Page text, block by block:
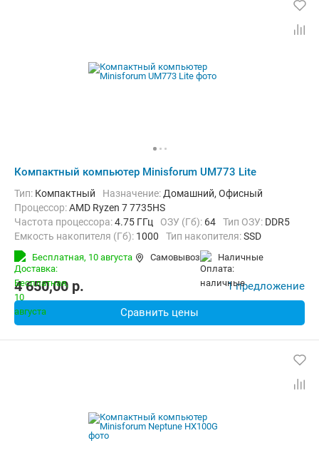
Компактный компьютер Minisforum UM773 Lite
Тип: Компактный Назначение: Домашний, Офисный
Процессор:AMD Ryzen 7 7735HS
Частота процессора:4.75 ГГц ОЗУ (Гб): 64 Тип ОЗУ: DDR5
Емкость накопителя (Гб): 1000 Тип накопителя:SSD
Видеоадаптер:
Операционная система:
без ОС
Бесплатная, 10 августа Самовывоз наличные
4 650,00 p. 1 предложение
Сравнить цены